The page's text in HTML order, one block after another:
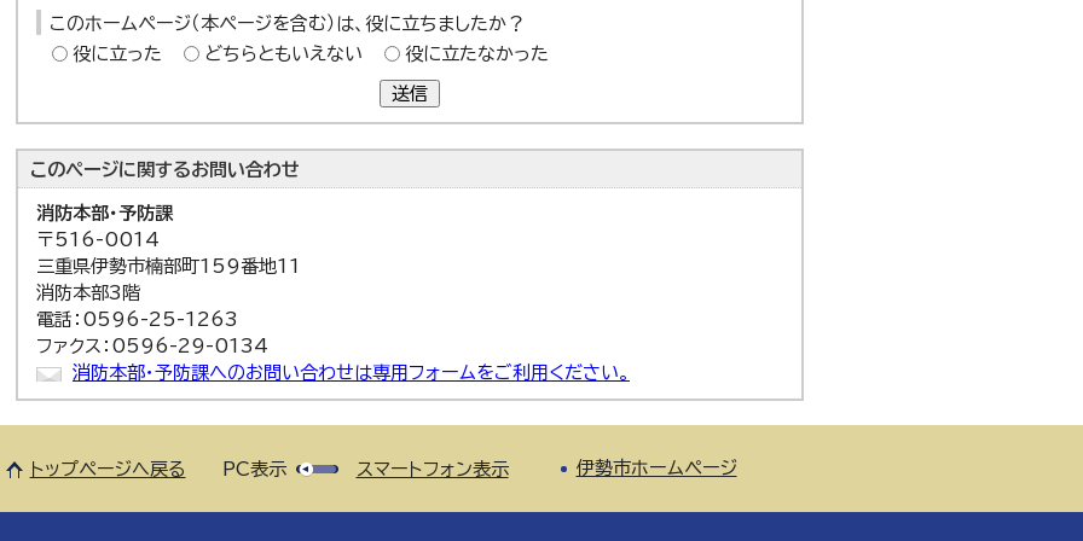
このホームページ（本ページを含む）は、役に立ちましたか？
役に立った
どちらともいえない 役に立たなかった
送信
このページに関するお問い合わせ
消防本部・予防課
〒516-0014
三重県伊勢市楠部町159番地11
消防本部3階
電話：0596-25-1263
ファクス：0596-29-0134
消防本部・予防課へのお問い合わせは専用フォームをご利用ください。
トップページへ戻る PC表示 スマートフォン表示 伊勢市ホームページ